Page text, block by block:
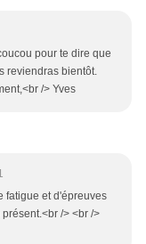
pour te dire que
reviendras bientôt.
/> Yves
fatigue et d'épreuves
/> <br />